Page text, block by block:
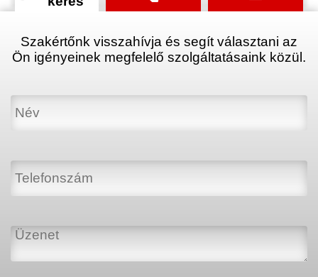
Szakértőnk visszahívja és segít választani az
Ön igényeinek megfelelő szolgáltatásaink közül.